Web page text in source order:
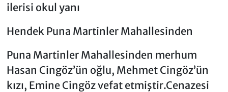
ilerisi okul yanı
Hendek Puna Martinler Mahallesinden
Puna Martinler Mahallesinden merhum
Hasan Cingöz’ün oğlu, Mehmet Cingöz’ün
kızı, Emine Cingöz vefat etmiştir.Cenazesi